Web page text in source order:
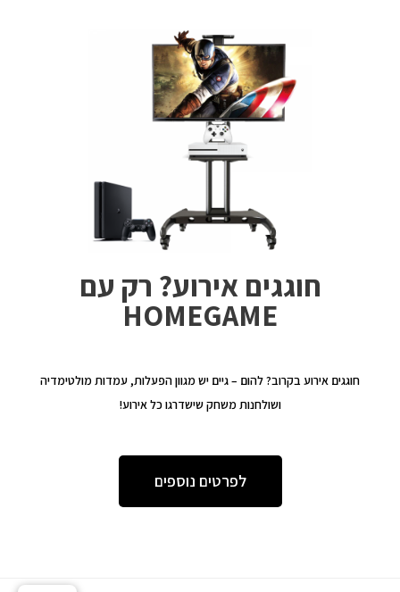
חוגגים אירוע? רק עם
HOMEGAME
חוגגים אירוע בקרוב? להום – גיים יש מגוון הפעלות, עמדות מולטימדיה
ושולחנות משחק שישדרגו כל אירוע!
לפרטים נוספים